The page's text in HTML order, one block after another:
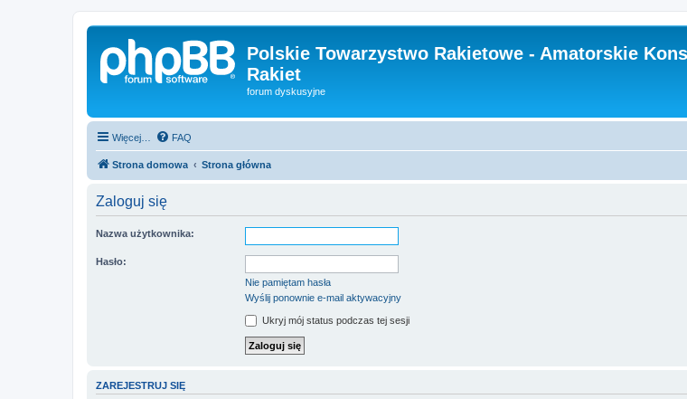
Polskie Towarzystwo Rakietowe - Amatorskie
Rakiet
forum dyskusyjne
Więcej… FAQ
Strona domowa Strona główna
Zaloguj się
Nazwa użytkownika:
Hasło:
Nie pamiętam hasła
Wyślij ponownie e-mail aktywacyjny
Ukryj mój status podczas tej sesji
ZAREJESTRUJ SIĘ